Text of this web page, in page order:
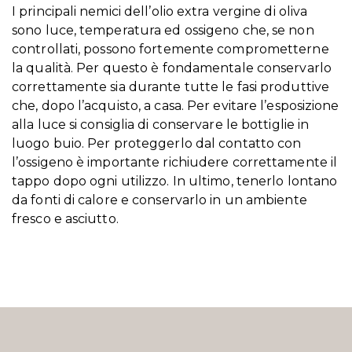
I principali nemici dell’olio extra vergine di oliva
sono luce, temperatura ed ossigeno che, se non
controllati, possono fortemente comprometterne
la qualità. Per questo è fondamentale conservarlo
correttamente sia durante tutte le fasi produttive
che, dopo l’acquisto, a casa. Per evitare l’esposizione
alla luce si consiglia di conservare le bottiglie in
luogo buio. Per proteggerlo dal contatto con
l’ossigeno è importante richiudere correttamente il
tappo dopo ogni utilizzo. In ultimo, tenerlo lontano
da fonti di calore e conservarlo in un ambiente
fresco e asciutto.